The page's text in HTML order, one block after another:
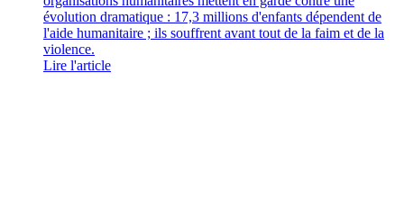
évolution dramatique : 17,3 millions d'enfants dépendent de
l'aide humanitaire ; ils souffrent avant tout de la faim et de la
violence.
Lire l'article